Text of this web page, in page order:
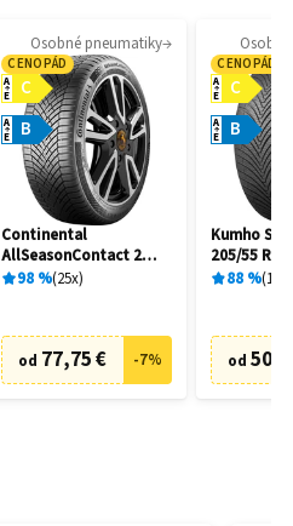
Osobné pneumatiky
CENOPÁD
C
A
E
B
A
E
Continental
AllSeasonContact 2
205/55 R16 91H
98% 25x
od 77,75 € -7%
CENOPÁD
C
A
E
B
A
E
Kumho
205/55 R16
88% 10
od